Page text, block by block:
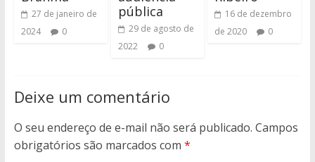
27 de janeiro de
2024
0
pública
29 de agosto de
2022
0
16 de dezembro
de 2020
0
Deixe um comentário
O seu endereço de e-mail não será publicado. Campos
obrigatórios são marcados com *